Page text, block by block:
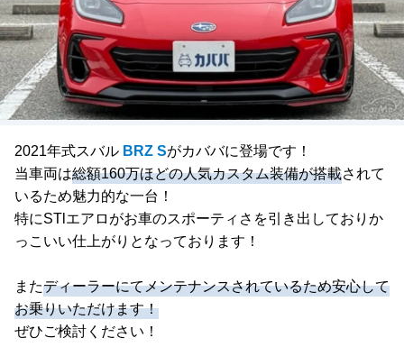
2021年式スバル BRZ Sがカババに登場です！
当車両は総額160万ほどの人気カスタム装備が搭載されて
いるため魅力的な一台！
特にSTlエアロがお車のスポーティさを引き出しておりか
っこいい仕上がりとなっております！
またディーラーにてメンテナンスされているため安心して
お乗りいただけます！
ぜひご検討ください！